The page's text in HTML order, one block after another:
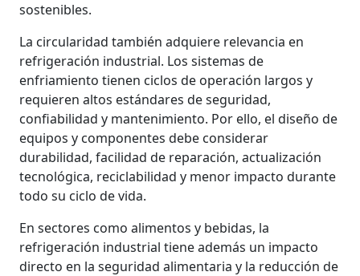
sostenibles.
La circularidad también adquiere relevancia en
refrigeración industrial. Los sistemas de
enfriamiento tienen ciclos de operación largos y
requieren altos estándares de seguridad,
confiabilidad y mantenimiento. Por ello, el diseño de
equipos y componentes debe considerar
durabilidad, facilidad de reparación, actualización
tecnológica, reciclabilidad y menor impacto durante
todo su ciclo de vida.
En sectores como alimentos y bebidas, la
refrigeración industrial tiene además un impacto
directo en la seguridad alimentaria y la reducción de